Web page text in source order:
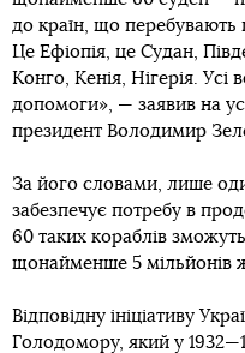
до країн, що перебувають
Це Ефіопія, це Судан,
Конго, Кенія, Нігерія. Усі
допомоги», — заявив на
президент Володимир
За його словами, лише
забезпечує потребу в
60 таких кораблів
щонайменше 5 мільйонів
Відповідну ініціативу
Голодомору, який у